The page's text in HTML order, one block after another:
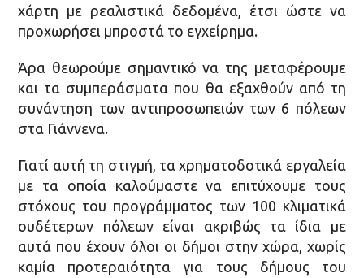
χάρτη με ρεαλιστικά δεδομένα, έτσι ώστε να
προχωρήσει μπροστά το εγχείρημα.
Άρα θεωρούμε σημαντικό να της μεταφέρουμε
και τα συμπεράσματα που θα εξαχθούν από τη
συνάντηση των αντιπροσωπειών των 6 πόλεων
στα Γιάννενα.
Γιατί αυτή τη στιγμή, τα χρηματοδοτικά εργαλεία
με τα οποία καλούμαστε να επιτύχουμε τους
στόχους του προγράμματος των 100 κλιματικά
ουδέτερων πόλεων είναι ακριβώς τα ίδια με
αυτά που έχουν όλοι οι δήμοι στην χώρα, χωρίς
καμία προτεραιότητα για τους δήμους του